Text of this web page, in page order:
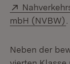
Extern:
mbH (NVBW)
Neben der